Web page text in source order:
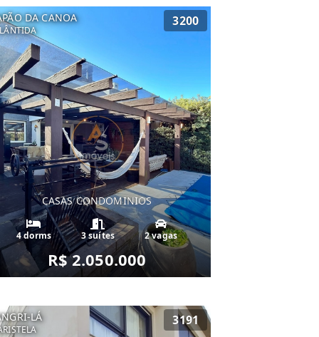
DA CANOA 3200
CASAS CONDOMINIOS
4 dorms 3 suítes 2 vagas
R$ 2.050.000
LÁ 3191